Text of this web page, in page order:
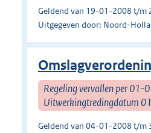
Geldend van 19-01-2008 t/m
Uitgegeven door: Noord-
Regeling vervallen per
Uitwerkingtredingdatum
Geldend van 04-01-2008 t/m